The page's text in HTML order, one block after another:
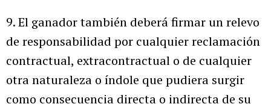
9. El ganador también deberá firmar un relevo
de responsabilidad por cualquier reclamación
contractual, extracontractual o de cualquier
otra naturaleza o índole que pudiera surgir
como consecuencia directa o indirecta de su